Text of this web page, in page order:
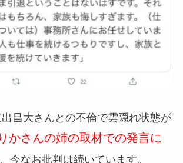
昌大さんとの不倫で雲隠れ状態が
かさんの姉の取材での発言に
今なお批判は続いています。